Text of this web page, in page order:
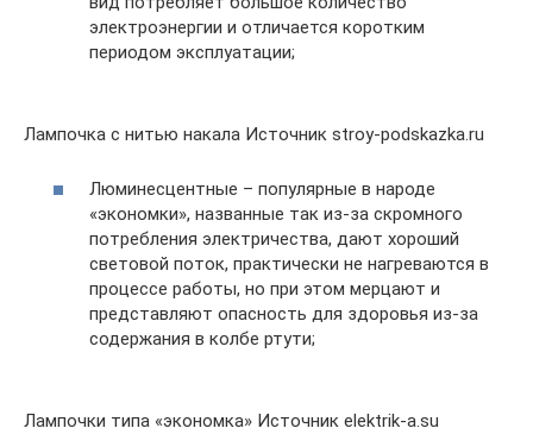
электроэнергии и отличается коротким
периодом эксплуатации;
Лампочка с нитью накала Источник stroy-podskazka.ru
Люминесцентные – популярные в народе
«экономки», названные так из-за скромного
потребления электричества, дают хороший
световой поток, практически не нагреваются в
процессе работы, но при этом мерцают и
представляют опасность для здоровья из-за
содержания в колбе ртути;
Лампочки типа «экономка» Источник elektrik-a.su